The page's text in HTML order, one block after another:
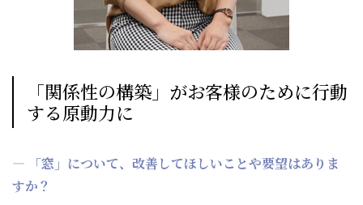
「関係性の構築」がお客様のために行動
する原動力に
― 「窓」について、改善してほしいことや要望はありま
すか？